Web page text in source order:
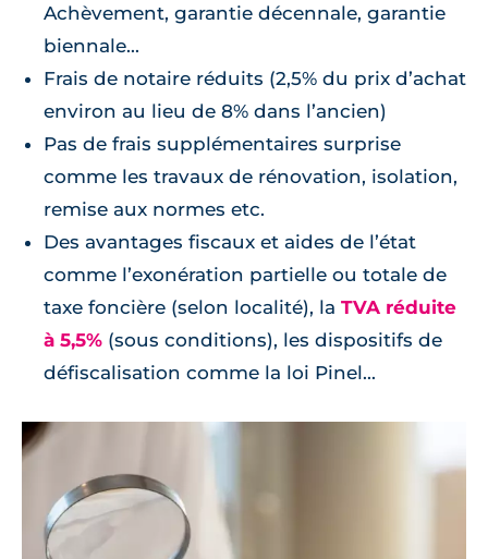
Achèvement, garantie décennale, garantie
biennale...
Frais de notaire réduits (2,5% du prix d’achat
environ au lieu de 8% dans l’ancien)
Pas de frais supplémentaires surprise
comme les travaux de rénovation, isolation,
remise aux normes etc.
Des avantages fiscaux et aides de l’état
comme l’exonération partielle ou totale de
taxe foncière (selon localité), la TVA réduite
à 5,5% (sous conditions), les dispositifs de
défiscalisation comme la loi Pinel...